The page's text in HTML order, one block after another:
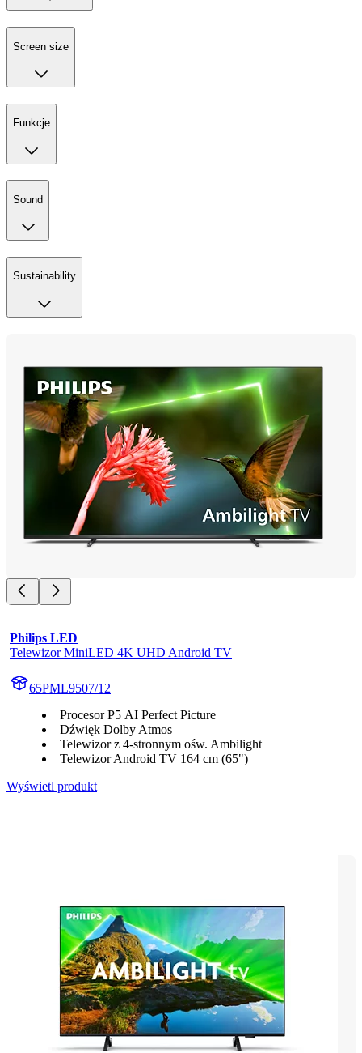
Screen size
Funkcje
Sound
Sustainability
Philips LED
Telewizor MiniLED 4K UHD Android TV
65PML9507/12
Procesor P5 AI Perfect Picture
Dźwięk Dolby Atmos
Telewizor z 4-stronnym ośw. Ambilight
Telewizor Android TV 164 cm (65")
Wyświetl produkt